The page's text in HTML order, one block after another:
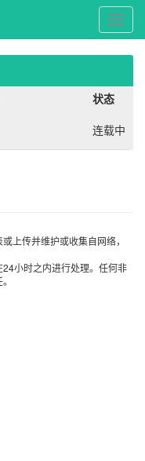
奇
书
网
状态
连载中
上传并维护或收集自网络，
小时之内进行处理。任何非